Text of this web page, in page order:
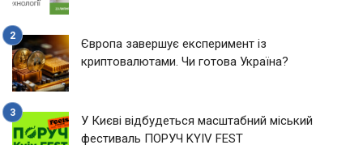
Європа завершує експеримент із
криптовалютами. Чи готова Україна?
У Києві відбудеться масштабний міський
фестиваль ПОРУЧ KYIV FEST